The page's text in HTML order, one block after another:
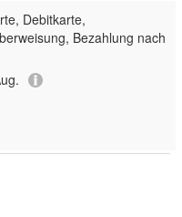
Debitkarte,
Bezahlung nach